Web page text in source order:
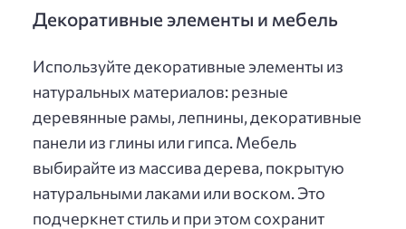
Декоративные элементы и мебель
Используйте декоративные элементы из
натуральных материалов: резные
деревянные рамы, лепнины, декоративные
панели из глины или гипса. Мебель
выбирайте из массива дерева, покрытую
натуральными лаками или воском. Это
подчеркнет стиль и при этом сохранит